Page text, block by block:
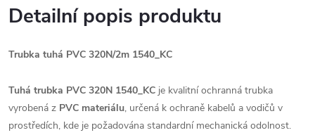
Detailní popis produktu
Trubka tuhá PVC 320N/2m 1540_KC
Tuhá trubka PVC 320N 1540_KC je kvalitní ochranná trubka
vyrobená z PVC materiálu, určená k ochraně kabelů a vodičů v
prostředích, kde je požadována standardní mechanická odolnost.